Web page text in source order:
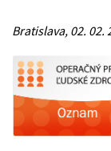
Bratislava, 02. 02.